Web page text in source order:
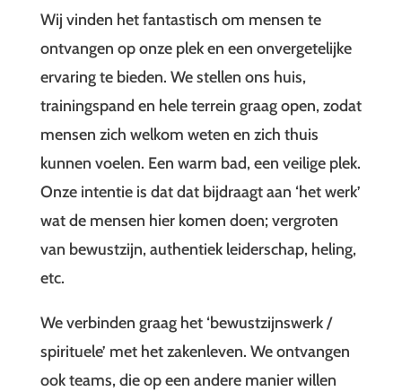
Wij vinden het fantastisch om mensen te
ontvangen op onze plek en een onvergetelijke
ervaring te bieden. We stellen ons huis,
trainingspand en hele terrein graag open, zodat
mensen zich welkom weten en zich thuis
kunnen voelen. Een warm bad, een veilige plek.
Onze intentie is dat dat bijdraagt aan ‘het werk’
wat de mensen hier komen doen; vergroten
van bewustzijn, authentiek leiderschap, heling,
etc.
We verbinden graag het ‘bewustzijnswerk /
spirituele’ met het zakenleven. We ontvangen
ook teams, die op een andere manier willen